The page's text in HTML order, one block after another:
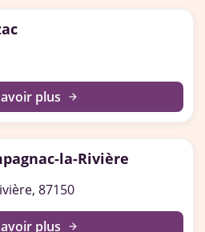
plus arrow_forward
la-Rivière
87150
plus arrow_forward